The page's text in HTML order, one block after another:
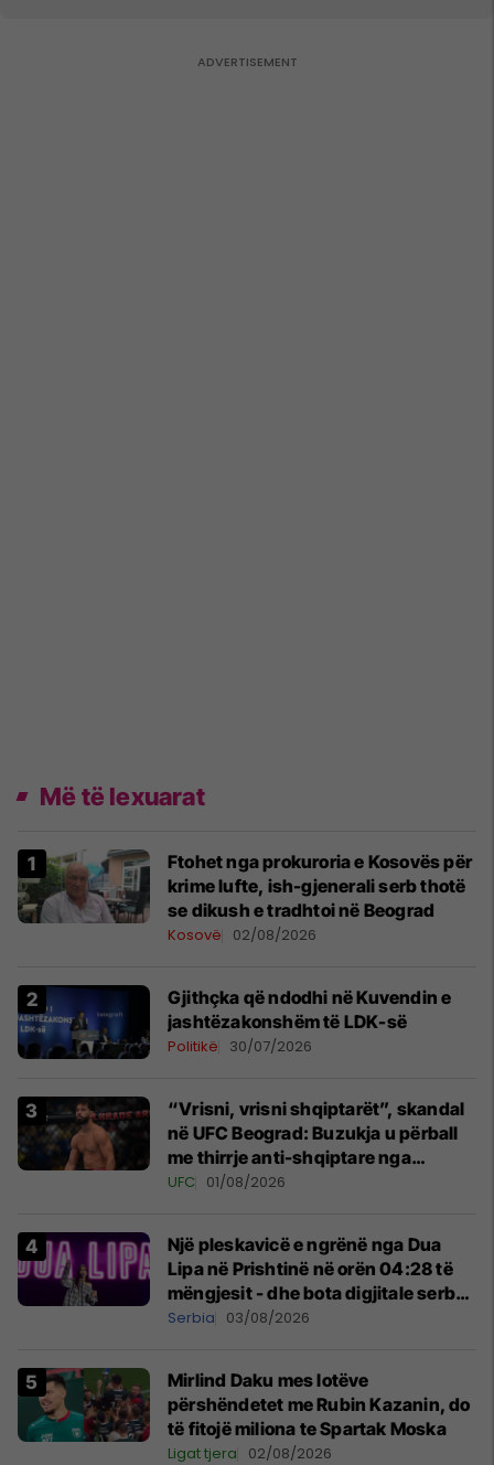
Më të lexuarat
Ftohet nga prokuroria e Kosovës për
krime lufte, ish-gjenerali serb thotë
se dikush e tradhtoi në Beograd
Kosovë 02/08/2026
Gjithçka që ndodhi në Kuvendin e
jashtëzakonshëm të LDK-së
Politikë 30/07/2026
“Vrisni, vrisni shqiptarët”, skandal
në UFC Beograd: Buzukja u përball
me thirrje anti-shqiptare nga
tribunat
UFC 01/08/2026
Një pleskavicë e ngrënë nga Dua
Lipa në Prishtinë në orën 04:28 të
mëngjesit - dhe bota digjitale serbe
shpall gjendjen e luftës
Serbia 03/08/2026
Mirlind Daku mes lotëve
përshëndetet me Rubin Kazanin, do
të fitojë miliona te Spartak Moska
Ligat tjera 02/08/2026